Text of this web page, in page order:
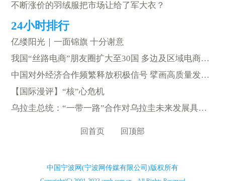
不断涨价的羽绒服把市场让给了军大衣？
亿缕阳光｜一面锦旗 十分谢意
我国“丝路电商”朋友圈扩大至30国 多边及区域电商合作机制取得显著成效
中国对外经济合作频繁释放积极信号 擘画高质量发展新蓝图
【国际漫评】“核”心危机
乌拉圭总统：“一带一路”合作对乌拉圭未来发展具有重要意义
回首页 回顶部
中国宁波网(宁波网传媒有限公司)版权所有